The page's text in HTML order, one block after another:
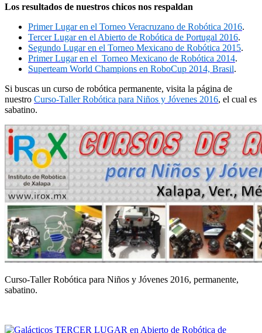
Los resultados de nuestros chicos nos respaldan
Primer Lugar en el Torneo Veracruzano de Robótica 2016.
Tercer Lugar en el Abierto de Robótica de Portugal 2016.
Segundo Lugar en el Torneo Mexicano de Robótica 2015.
Primer Lugar en el Torneo Mexicano de Robótica 2014.
Superteam World Champions en RoboCup 2014, Brasil.
Si buscas un curso de robótica permanente, visita la página de
nuestro Curso-Taller Robótica para Niños y Jóvenes 2016, el cual es
sabatino.
Curso-Taller Robótica para Niños y Jóvenes 2016, permanente,
sabatino.